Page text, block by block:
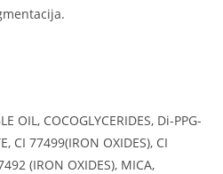
OIL, COCOGLYCERIDES, Di-PPG-
CI 77499(IRON OXIDES), CI
(IRON OXIDES), MICA,